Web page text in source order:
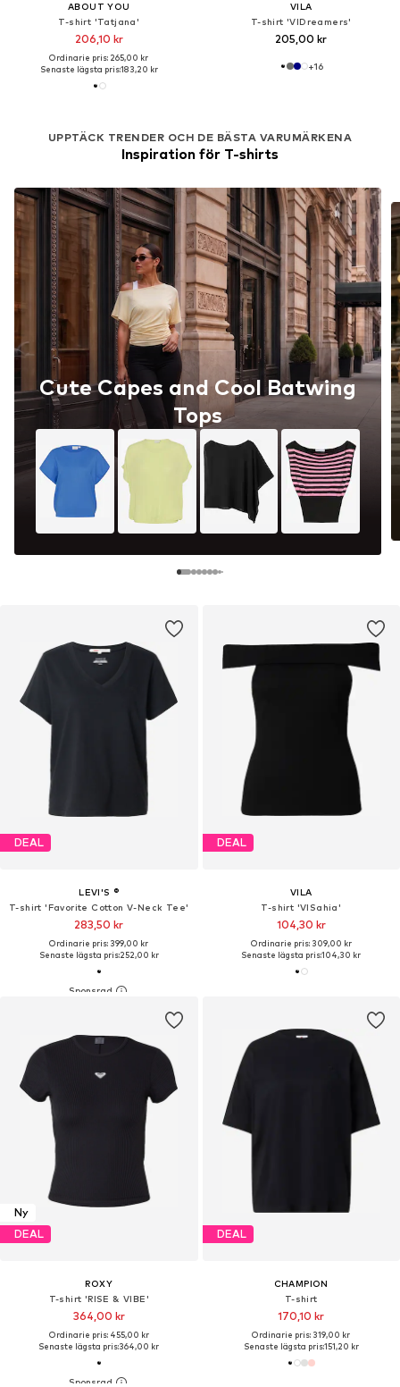
ABOUT YOU
T-shirt 'Tatjana'
206,10 kr
Ordinarie pris: 265,00 kr
Senaste lägsta pris:183,20 kr
VILA
T-shirt 'VIDreamers'
205,00 kr
+16
UPPTÄCK TRENDER OCH DE BÄSTA VARUMÄRKENA
Inspiration för T-shirts
Cute Capes and Cool Batwing
Tops
DEAL
LEVI'S ®
T-shirt 'Favorite Cotton V-Neck Tee'
283,50 kr
Ordinarie pris: 399,00 kr
Senaste lägsta pris:252,00 kr
DEAL
VILA
T-shirt 'VISahia'
104,30 kr
Ordinarie pris: 309,00 kr
Senaste lägsta pris:104,30 kr
Ny
DEAL
ROXY
T-shirt 'RISE & VIBE'
364,00 kr
Ordinarie pris: 455,00 kr
Senaste lägsta pris:364,00 kr
DEAL
CHAMPION
T-shirt
170,10 kr
Ordinarie pris: 319,00 kr
Senaste lägsta pris:151,20 kr